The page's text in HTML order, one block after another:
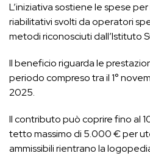
L’iniziativa sostiene le spese
riabilitativi svolti da operatori
metodi riconosciuti dall’Istituto
Il beneficio riguarda le
periodo compreso tra il 1°
2025.
Il contributo può coprire fino al
tetto massimo di 5.000 € per
ammissibili rientrano la